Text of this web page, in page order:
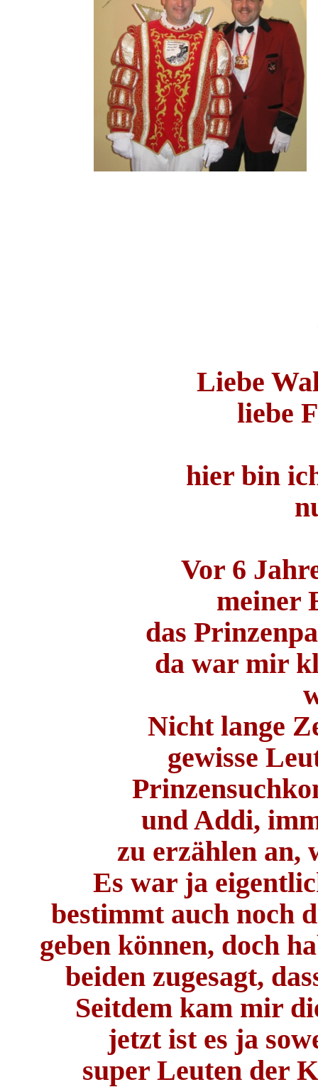
Liebe
liebe
hier bin
Vor 6
meiner
das
da war mir
Nicht lange
gewisse
und Addi,
zu erzählen an,
Es war ja
bestimmt auch noch
geben können, doch
beiden zugesagt,
Seitdem kam mir
jetzt ist es ja
super Leuten der